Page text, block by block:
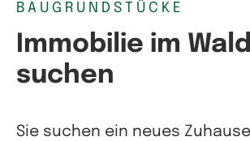
BAUGRUNDSTÜCKE
Immobilie im
suchen
Sie suchen ein neues